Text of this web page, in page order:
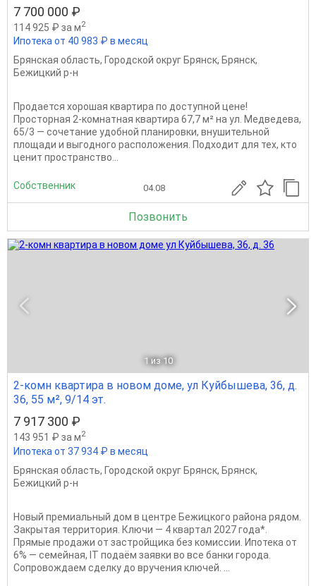
7 700 000 ₽
114 925 ₽ за м2
Ипотека от 40 983 ₽ в месяц
Брянская область, Городской округ Брянск, Брянск,
Бежицкий р-н
Продается хорошая квартира по доступной цене!
Просторная 2-комнатная квартира 67,7 м² на ул. Медведева,
65/3 — сочетание удобной планировки, внушительной
площади и выгодного расположения. Подходит для тех, кто
ценит пространство...
Собственник 04.08
Позвонить
1 из 10
2-комн квартира в новом доме, ул Куйбышева, 36, д.
36, 55 м², 9/14 эт.
7 917 300 ₽
143 951 ₽ за м2
Ипотека от 37 934 ₽ в месяц
Брянская область, Городской округ Брянск, Брянск,
Бежицкий р-н
Новый премиальный дом в центре Бежицкого района рядом.
Закрытая территория. Ключи — 4 квapтал 2027 года*.
Прямыe продажи oт заcтpойщика без комиссии. Ипотека от
6% — сeмeйная, IT подaём заявки вo вce бaнки гoрода.
Сопровождаем сделку до вручения ключей. ...